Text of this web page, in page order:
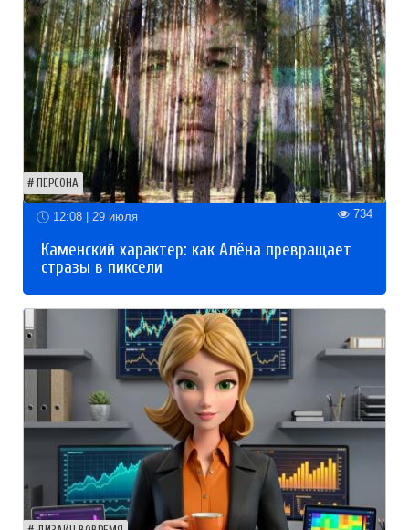
ПЕРСОНА
12:08 | 29 июля 734
Каменский характер: как Алёна превращает
стразы в пиксели